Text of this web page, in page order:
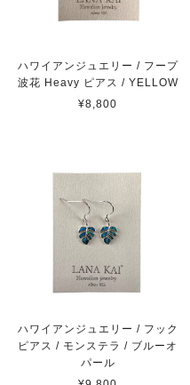
ハワイアンジュエリー / フープ
波花 Heavy ピアス / YELLOW
¥8,800
ハワイアンジュエリー / フック
ピアス / モンステラ / ブルーオ
パール